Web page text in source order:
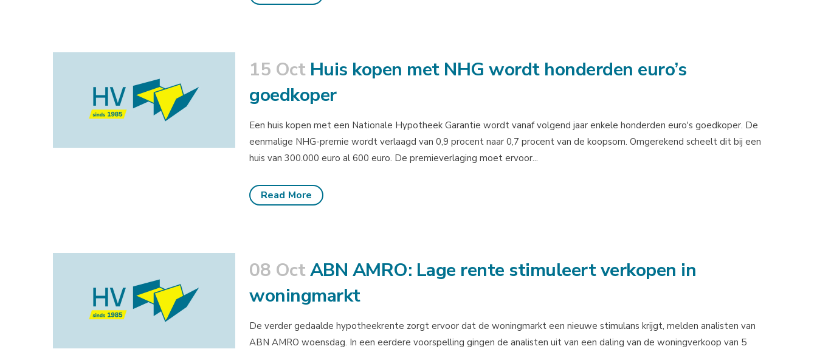
15 Oct Huis kopen met NHG wordt honderden euro’s
goedkoper
Een huis kopen met een Nationale Hypotheek Garantie wordt vanaf volgend jaar enkele honderden euro's goedkoper. De
eenmalige NHG-premie wordt verlaagd van 0,9 procent naar 0,7 procent van de koopsom. Omgerekend scheelt dit bij een
huis van 300.000 euro al 600 euro. De premieverlaging moet ervoor...
Read More
08 OctABN AMRO: Lage rente stimuleert verkopen in
woningmarkt
De verder gedaalde hypotheekrente zorgt ervoor dat de woningmarkt een nieuwe stimulans krijgt, melden analisten van
ABN AMRO woensdag. In een eerdere voorspelling gingen de analisten uit van een daling van de woningverkoop van 5